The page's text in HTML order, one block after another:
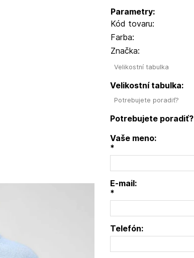
Parametry:
Kód tovaru:
Farba:
Značka:
Velikostní tabulka
Velikostní tabulka:
Potrebujete poradiť?
Potrebujete poradiť?
Vaše meno:
*
E-mail:
*
Telefón: